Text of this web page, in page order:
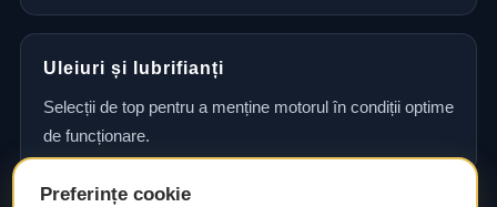
Uleiuri și lubrifianți
Selecții de top pentru a menține motorul în condiții optime
de funcționare.
Preferințe cookie